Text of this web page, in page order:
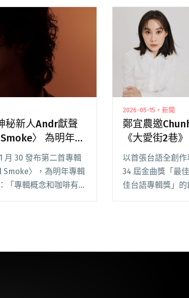
秘新人Andr獻聲
〉 為明年專
伏筆
月 30 發布第二首專輯
〉，為明年專輯
「專輯概念和咖啡有
為明年專輯的鋪陳留
2026-05-15・新聞
鄭宜農邀
《大愛街2巷
以首張台語全創
34 屆金曲獎「最
佳台語專輯獎」
打造電視劇《大